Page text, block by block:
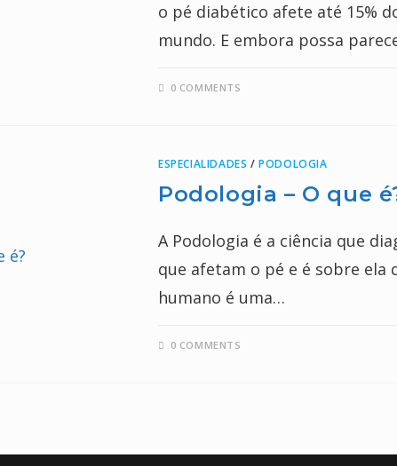
o pé diabético afete até 15%
mundo. E embora possa
0 COMMENTS
ESPECIALIDADES /PODOLOGIA
Podologia – O que
A Podologia é a ciência que
que afetam o pé e é sobre ela
humano é uma…
0 COMMENTS